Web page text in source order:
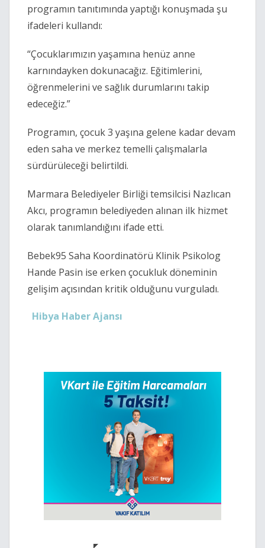
programın tanıtımında yaptığı konuşmada şu
ifadeleri kullandı:
“Çocuklarımızın yaşamına henüz anne
karnındayken dokunacağız. Eğitimlerini,
öğrenmelerini ve sağlık durumlarını takip
edeceğiz.”
Programın, çocuk 3 yaşına gelene kadar devam
eden saha ve merkez temelli çalışmalarla
sürdürüleceği belirtildi.
Marmara Belediyeler Birliği temsilcisi Nazlıcan
Akcı, programın belediyeden alınan ilk hizmet
olarak tanımlandığını ifade etti.
Bebek95 Saha Koordinatörü Klinik Psikolog
Hande Pasin ise erken çocukluk döneminin
gelişim açısından kritik olduğunu vurguladı.
Hibya Haber Ajansı